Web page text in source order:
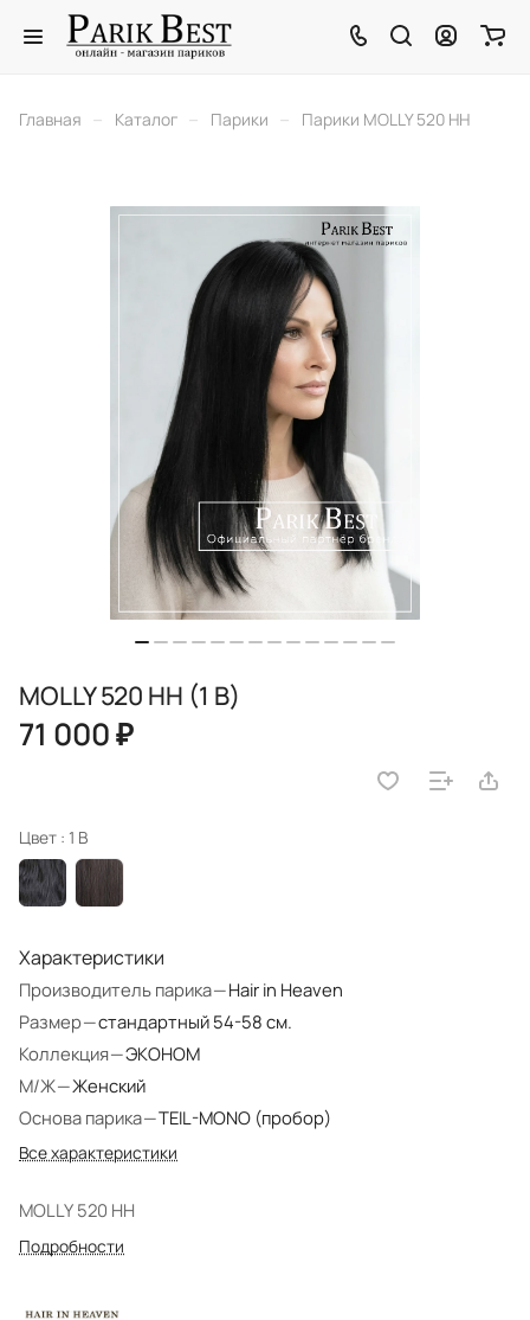
Главная – Каталог – Парики – Парики MOLLY 520 HH
MOLLY 520 HH (1 B)
71 000 ₽
Цвет : 1 B
Характеристики
Производитель парика—Hair in Heaven
Размер—стандартный 54-58 см.
Коллекция—ЭКОНОМ
М/Ж—Женский
Основа парика—TEIL-MONO (пробор)
Все характеристики
MOLLY 520 HH
Подробности